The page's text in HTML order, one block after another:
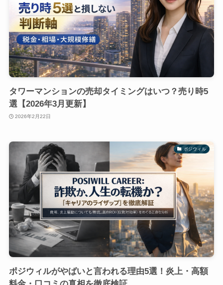
タワーマンションの売却タイミングはいつ？売り時5
選【2026年3月更新】
2026年2月22日
ポジウィル
ポジウィルがやばいと言われる理由5選！炎上・高額